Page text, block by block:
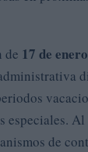
de 17 de
especiales.
de